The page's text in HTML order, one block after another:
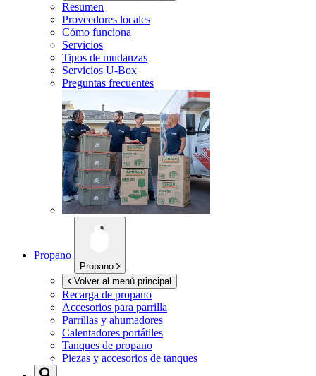
Resumen
Proveedores locales
Cómo funciona
Servicios
Tipos de mudanzas
Servicios U-Box
Preguntas frecuentes
Propano
Propano
Volver al menú principal
Recarga de propano
Accesorios para parrilla
Parrillas y ahumadores
Calentadores portátiles
Tanques de propano
Piezas y accesorios de tanques